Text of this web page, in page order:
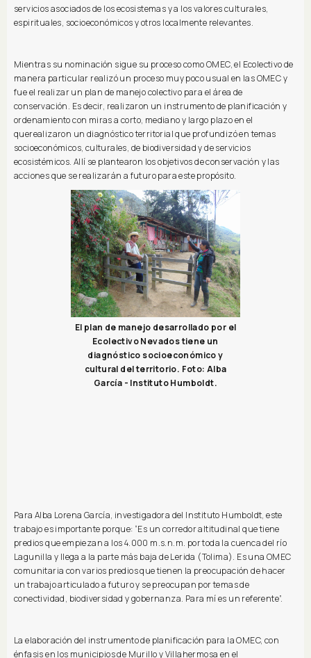
servicios asociados de los ecosistemas y a los valores culturales,
espirituales, socioeconómicos y otros localmente relevantes.
Mientras su nominación sigue su proceso como OMEC, el Ecolectivo de
manera particular realizó un proceso muy poco usual en las OMEC y
fue el realizar un plan de manejo colectivo para el área de
conservación. Es decir, realizaron un instrumento de planificación y
ordenamiento con miras a corto, mediano y largo plazo en el
querealizaron un diagnóstico territorial que profundizó en temas
socioeconómicos, culturales, de biodiversidad y de servicios
ecosistémicos. Allí se plantearon los objetivos de conservación y las
acciones que se realizarán a futuro para este propósito.
El plan de manejo desarrollado por el
Ecolectivo Nevados tiene un
diagnóstico socioeconómico y
cultural del territorio. Foto: Alba
García - Instituto Humboldt.
Para Alba Lorena García, investigadora del Instituto Humboldt, este
trabajo es importante porque: “Es un corredor altitudinal que tiene
predios que empiezan a los 4.000 m.s.n.m. por toda la cuenca del río
Lagunilla y llega a la parte más baja de Lerida (Tolima). Es una OMEC
comunitaria con varios predios que tienen la preocupación de hacer
un trabajo articulado a futuro y se preocupan por temas de
conectividad, biodiversidad y gobernanza. Para mí es un referente”.
La elaboración del instrumento de planificación para la OMEC, con
énfasis en los municipios de Murillo y Villahermosa en el